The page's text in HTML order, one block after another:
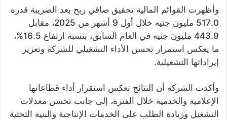
وأظهرت القوائم المالية تحقيق صافي ربح بعد الضريبة قدره
517.0 مليون جنيه خلال أول 9 أشهر من 2025، مقابل
443.9 مليون جنيه في العام السابق، بنسبة ارتفاع 16.5%،
ما يعكس استمرار تحسن الأداء التشغيلي للشركة وتعزيز
إيراداتها التشغيلية.
وأكدت الشركة أن النتائج تعكس استقرار أداء قطاعاتها
الإعلامية والخدمية خلال الفترة، إلى جانب تحسن معدلات
التشغيل وزيادة الطلب على الخدمات الإنتاجية والبنية التحتية